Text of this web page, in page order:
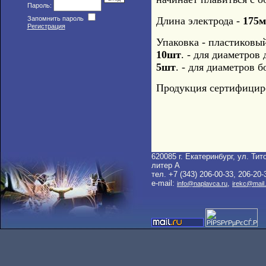
Пароль:
Запомнить пароль
Регистрация
Длина электрода -
Упаковка -
10шт. - для диаметров
5шт. - для диаметров
Продукция
620085 г. Екатеринбург, ул.
литер A
тел. +7 (343) 206-00-33, 206-20-
e-mail: info@naplavca.ru,